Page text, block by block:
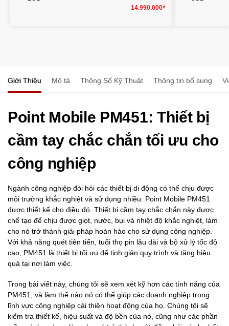
14.990.000₫
Giới Thiệu Mô tả Thông Số Kỹ Thuật Thông tin bổ sung
Point Mobile PM451: Thiết bị
cầm tay chắc chắn tối ưu cho
công nghiệp
Ngành công nghiệp đòi hỏi các thiết bị di động có thể chịu được
môi trường khắc nghiệt và sử dụng nhiều. Point Mobile PM451
được thiết kế cho điều đó. Thiết bị cầm tay chắc chắn này được
chế tạo để chịu được giọt, nước, bụi và nhiệt độ khắc nghiệt, làm
cho nó trở thành giải pháp hoàn hảo cho sử dụng công nghiệp.
Với khả năng quét tiên tiến, tuổi thọ pin lâu dài và bộ xử lý tốc độ
cao, PM451 là thiết bị tối ưu để tinh giản quy trình và tăng hiệu
quả tại nơi làm việc.
Trong bài viết này, chúng tôi sẽ xem xét kỹ hơn các tính năng của
PM451, và làm thế nào nó có thể giúp các doanh nghiệp trong
lĩnh vực công nghiệp cải thiện hoạt động của họ. Chúng tôi sẽ
kiểm tra thiết kế, hiệu suất và độ bền của nó, cũng như các phần